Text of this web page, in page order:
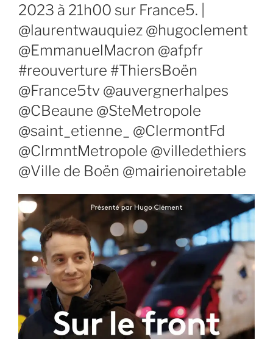
2023 à 21h00 sur France5. |
@laurentwauquiez @hugoclement
@EmmanuelMacron @afpfr
#reouverture #ThiersBoën
@France5tv @auvergnerhalpes
@CBeaune @SteMetropole
@saint_etienne_ @ClermontFd
@ClrmntMetropole @villedethiers
@Ville de Boën @mairienoiretable